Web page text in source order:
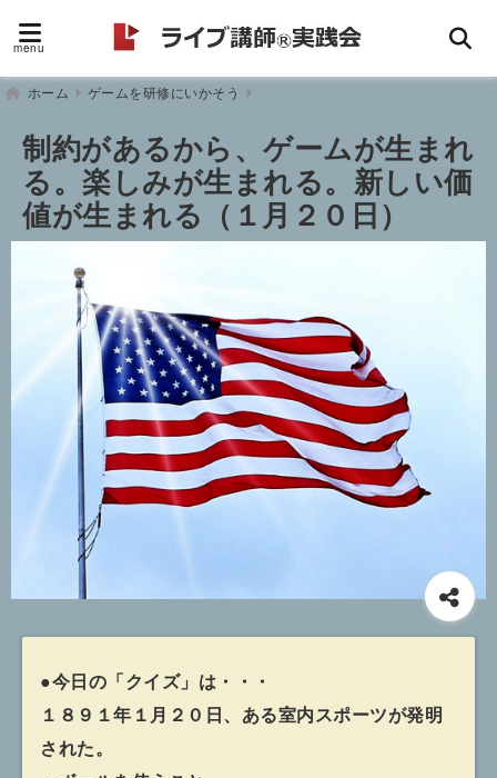
menu
ホーム ゲームを研修にいかそう
制約があるから、ゲームが生まれ
る。楽しみが生まれる。新しい価
値が生まれる（１月２０日）
●今日の「クイズ」は・・・
１８９１年１月２０日、ある室内スポーツが発明
された。